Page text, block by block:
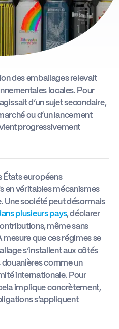
des emballages relevait
locales. Pour
d’un sujet secondaire,
ou d’un lancement
progressivement
États européens
véritables mécanismes
Une société peut désormais
plusieurs pays, déclarer
même sans
que ces régimes se
s’installent aux côtés
comme un
internationale. Pour
implique concrètement,
s’appliquent